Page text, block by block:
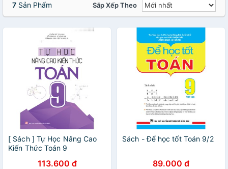
7 Sản Phẩm Sắp Xếp Theo
[ Sách ] Tự Học Nâng Cao
Kiến Thức Toán 9
113.600 đ
Sách - Để học tốt Toán 9/2
89.000 đ